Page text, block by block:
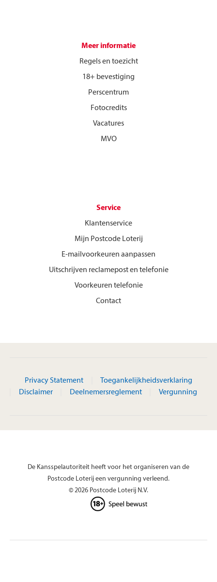
Meer informatie
Regels en toezicht
18+ bevestiging
Perscentrum
Fotocredits
Vacatures
MVO
Service
Klantenservice
Mijn Postcode Loterij
E-mailvoorkeuren aanpassen
Uitschrijven reclamepost en telefonie
Voorkeuren telefonie
Contact
Privacy Statement
Toegankelijkheidsverklaring
Disclaimer
Deelnemersreglement Vergunning
De Kansspelautoriteit heeft voor het organiseren van de
Postcode Loterij een vergunning verleend.
© 2026 Postcode Loterij N.V.